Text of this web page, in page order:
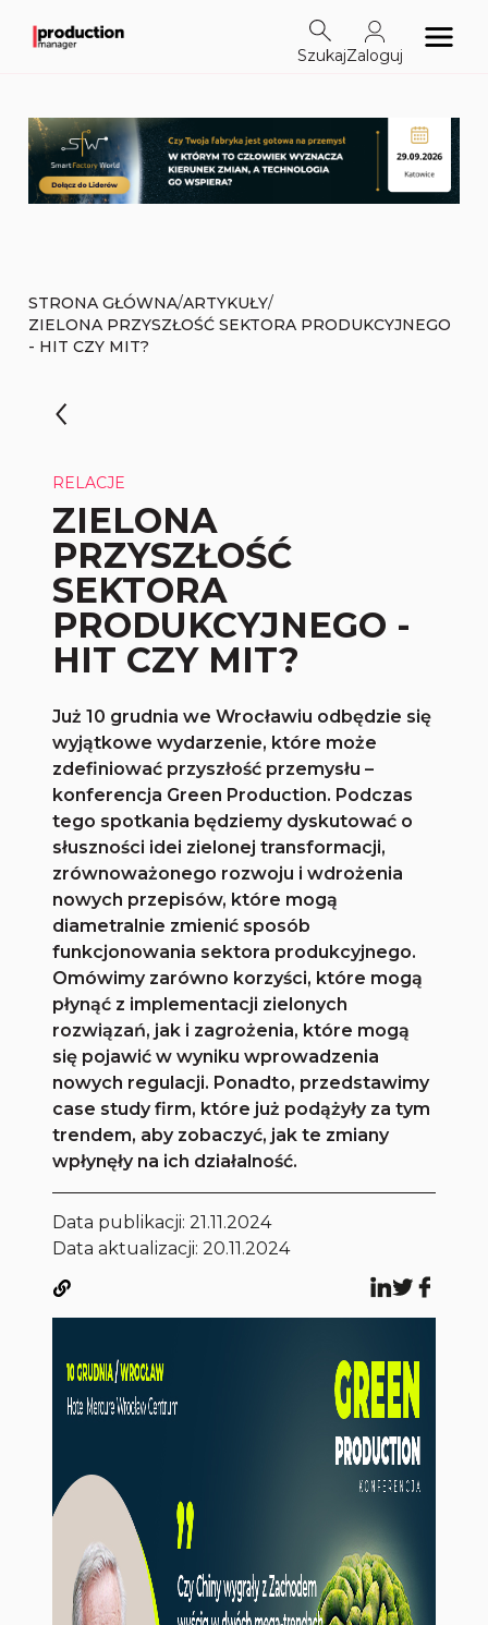
SzukajZaloguj
STRONA GŁÓWNA/ARTYKUŁY/
ZIELONA PRZYSZŁOŚĆ SEKTORA PRODUKCYJNEGO
- HIT CZY MIT?
RELACJE
ZIELONA
PRZYSZŁOŚĆ
SEKTORA
PRODUKCYJNEGO -
HIT CZY MIT?
Już 10 grudnia we Wrocławiu odbędzie się
wyjątkowe wydarzenie, które może
zdefiniować przyszłość przemysłu –
konferencja Green Production. Podczas
tego spotkania będziemy dyskutować o
słuszności idei zielonej transformacji,
zrównoważonego rozwoju i wdrożenia
nowych przepisów, które mogą
diametralnie zmienić sposób
funkcjonowania sektora produkcyjnego.
Omówimy zarówno korzyści, które mogą
płynąć z implementacji zielonych
rozwiązań, jak i zagrożenia, które mogą
się pojawić w wyniku wprowadzenia
nowych regulacji. Ponadto, przedstawimy
case study firm, które już podążyły za tym
trendem, aby zobaczyć, jak te zmiany
wpłynęły na ich działalność.
Data publikacji:21.11.2024
Data aktualizacji: 20.11.2024